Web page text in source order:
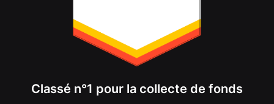
Classé n°1 pour la collecte de fonds